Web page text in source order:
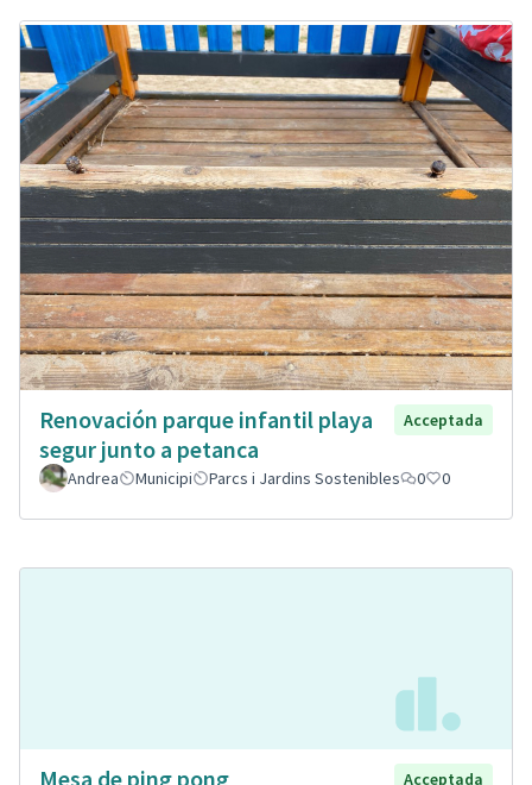
Renovación parque infantil playa
segur junto a petanca
Acceptada
Andrea Municipi Parcs i Jardins Sostenibles 0 0
Mesa de ping pong
Acceptada